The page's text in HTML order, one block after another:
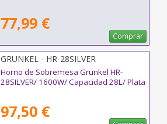
77,99 €
Comprar
GRUNKEL - HR-28SILVER
Horno de Sobremesa Grunkel HR-
28SILVER/ 1600W/ Capacidad 28L/ Plata
97,50 €